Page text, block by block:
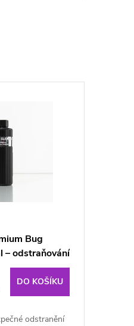
Bug
– odstraňování
z vozidel
DO KOŠÍKU
odstranění